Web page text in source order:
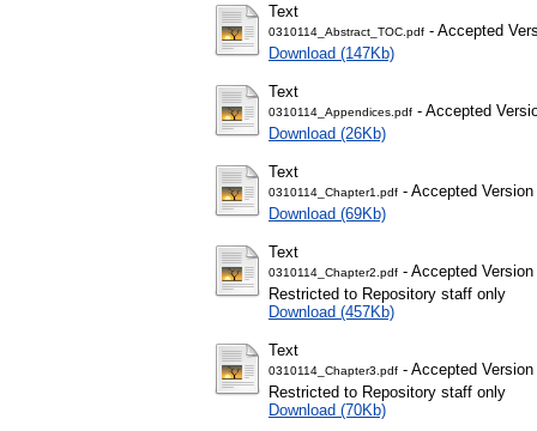
Text
0310114_Abstract_TOC.pdf - Accepted
Download (147Kb)
Text
0310114_Appendices.pdf - Accepted
Download (26Kb)
Text
0310114_Chapter1.pdf - Accepted Version
Download (69Kb)
Text
0310114_Chapter2.pdf - Accepted Version
Restricted to Repository staff only
Download (457Kb)
Text
0310114_Chapter3.pdf - Accepted Version
Restricted to Repository staff only
Download (70Kb)